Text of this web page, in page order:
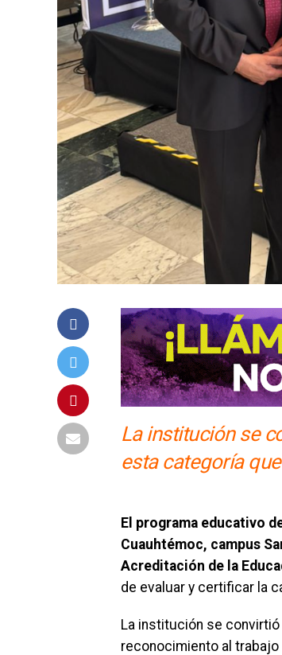
La institución se
esta categoría
El programa educativo
Cuauhtémoc, campus
Acreditación de la
de evaluar y certificar la
La institución se convirtió
reconocimiento al